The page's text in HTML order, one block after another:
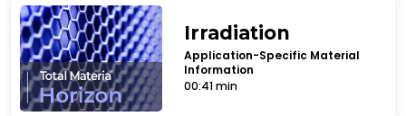
Irradiation
Application-Specific Material
Information
00:41 min